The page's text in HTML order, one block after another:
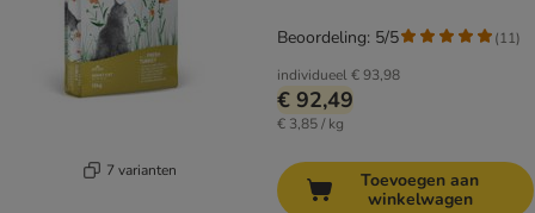
7 varianten
individueel€ 93,98
€ 92,49
€ 3,85 / kg
Beoordeling: 5/5 (11)
Toevoegen aan
winkelwagen